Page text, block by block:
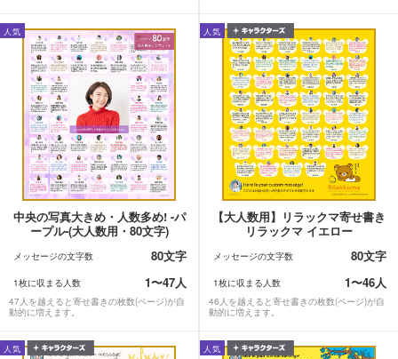
人気
中央の写真大きめ・人数多め! -パ
ープル-(大人数用・80文字)
メッセージの文字数 80文字
1枚に収まる人数 1〜47人
47人を越えると寄せ書きの枚数(ページ)が自
動的に増えます。
人気
【大人数用】リラックマ寄せ書き
リラックマ イエロー
メッセージの文字数 80文字
1枚に収まる人数 1〜46人
46人を越えると寄せ書きの枚数(ページ)が自
動的に増えます。
人気 人気